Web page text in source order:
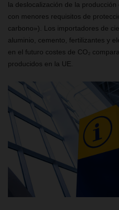
la deslocalización de la
con menores requisitos de
carbono»). Los importadores de
aluminio, cemento, fertilizantes y
en el futuro costes de CO₂
producidos en la UE.